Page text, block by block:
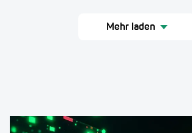
Mehr laden